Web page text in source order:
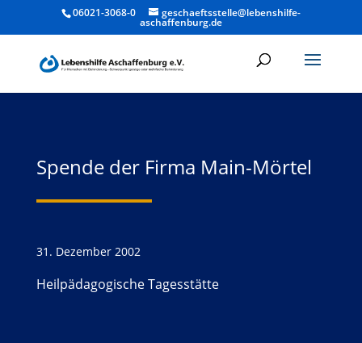
06021-3068-0 geschaeftsstelle@lebenshilfe-
aschaffenburg.de
Spende der Firma Main-Mörtel
31. Dezember 2002
Heilpädagogische Tagesstätte